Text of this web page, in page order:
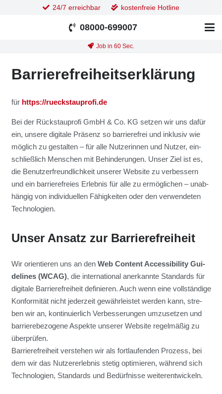
24/7 erreichbar kostenfreie Hotline
08000-699007
Job in 60 Sec.
Bar­rie­re­frei­heits­er­klä­rung
für https://rueckstauprofi.de
Bei der Rück­stau­pro­fi GmbH & Co. KG set­zen wir uns dafür
ein, unse­re digi­ta­le Prä­senz so bar­rie­re­frei und inklu­siv wie
mög­lich zu gestal­ten – für alle Nut­ze­rin­nen und Nut­zer, ein­
schließ­lich Men­schen mit Behin­de­run­gen. Unser Ziel ist es,
die Benut­zer­freund­lich­keit unse­rer Web­site zu ver­bes­sern
und ein bar­rie­re­frei­es Erleb­nis für alle zu ermög­li­chen – unab­
hän­gig von indi­vi­du­el­len Fähig­kei­ten oder den ver­wen­de­ten
Tech­no­lo­gien.
Unser Ansatz zur Bar­rie­re­frei­heit
Wir ori­en­tie­ren uns an den Web Con­tent Acces­si­bi­li­ty Gui­
de­lines (WCAG), die inter­na­tio­nal aner­kann­te Stan­dards für
digi­ta­le Bar­rie­re­frei­heit defi­nie­ren. Auch wenn eine voll­stän­di­ge
Kon­for­mi­tät nicht jeder­zeit gewähr­leis­tet wer­den kann, stre­
ben wir an, kon­ti­nu­ier­lich Ver­bes­se­run­gen umzu­set­zen und
bar­rie­re­be­zo­ge­ne Aspek­te unse­rer Web­site regel­mä­ßig zu
über­prü­fen.
Bar­rie­re­frei­heit ver­ste­hen wir als fort­lau­fen­den Pro­zess, bei
dem wir das Nut­zer­er­leb­nis ste­tig opti­mie­ren, wäh­rend sich
Tech­no­lo­gien, Stan­dards und Bedürf­nis­se wei­ter­ent­wi­ckeln.